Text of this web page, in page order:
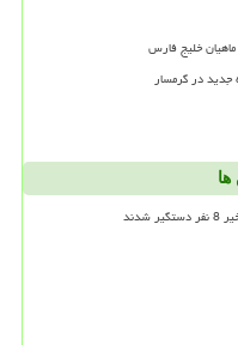
خلیج فارس